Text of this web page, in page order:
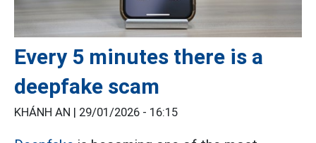
Every 5 minutes there is a
deepfake scam
KHÁNH AN | 29/01/2026 - 16:15